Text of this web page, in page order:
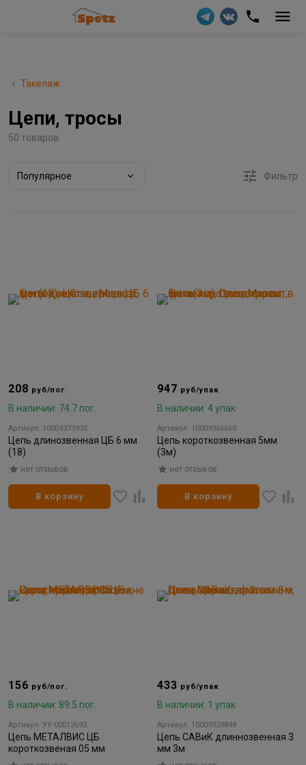
Такелаж
Цепи, тросы
50 товаров
Популярное Фильтр
208 руб/пог.
В наличии: 74.7 пог.
Артикул: 10009373935
Цепь длинозвенная ЦБ 6 мм
(18)
нет отзывов
В корзину
947 руб/упак
В наличии: 4 упак
Артикул: 10009366660
Цепь короткозвенная 5мм
(3м)
нет отзывов
В корзину
156 руб/пог.
В наличии: 89.5 пог.
Артикул: УУ-00012692
Цепь МЕТАЛВИС ЦБ
короткозвеная 05 мм
433 руб/упак
В наличии: 1 упак
Артикул: 10009329848
Цепь САВиК длиннозвенная 3
мм 3м